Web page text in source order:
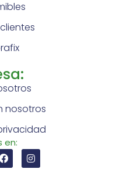
nosotros
en: